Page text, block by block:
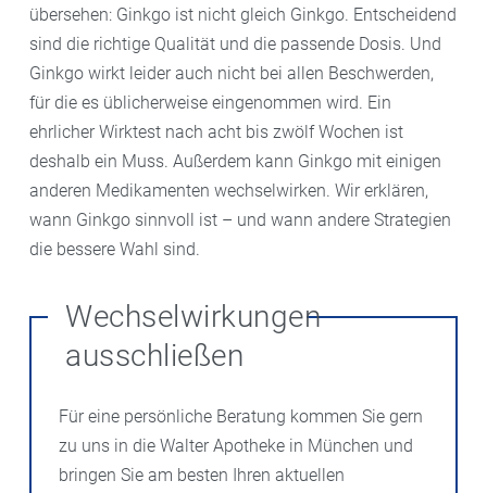
übersehen: Ginkgo ist nicht gleich Ginkgo. Entscheidend
sind die richtige Qualität und die passende Dosis. Und
Ginkgo wirkt leider auch nicht bei allen Beschwerden,
für die es üblicherweise eingenommen wird. Ein
ehrlicher Wirktest nach acht bis zwölf Wochen ist
deshalb ein Muss. Außerdem kann Ginkgo mit einigen
anderen Medikamenten wechselwirken. Wir erklären,
wann Ginkgo sinnvoll ist – und wann andere Strategien
die bessere Wahl sind.
Wechselwirkungen
ausschließen
Für eine persönliche Beratung kommen Sie gern
zu uns in die Walter Apotheke in München und
bringen Sie am besten Ihren aktuellen